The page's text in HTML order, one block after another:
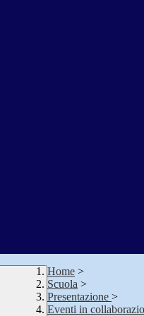
Home >
Scuola >
Presentazione >
Eventi in